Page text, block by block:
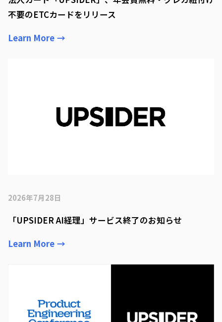
不要のETCカードをリリース
Learn More →
2026年7月28日
「UPSIDER AI経理」サービス終了のお知らせ
Learn More →